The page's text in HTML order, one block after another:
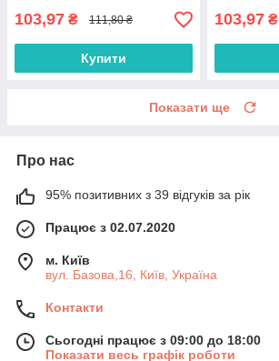
103,97 ₴ 111,80 ₴
Купити
103,97 ₴
Показати ще
Про нас
95% позитивних з 39 відгуків за рік
Працює з 02.07.2020
м. Київ
вул. Базова,16, Київ, Україна
Контакти
Сьогодні працює з 09:00 до 18:00
Показати весь графік роботи